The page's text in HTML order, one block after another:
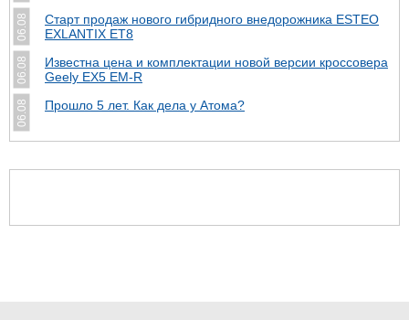
06.08
Старт продаж нового гибридного внедорожника ESTEO
EXLANTIX ET8
06.08
Известна цена и комплектации новой версии кроссовера
Geely EX5 EM-R
06.08 Прошло 5 лет. Как дела у Атома?